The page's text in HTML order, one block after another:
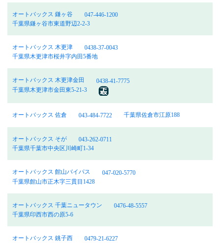
オートバックス 鎌ヶ谷
047-446-1200
千葉県鎌ヶ谷市東道野辺2-2-3
オートバックス 木更津
0438-37-0043
千葉県木更津市桜井字内田5番地
オートバックス 木更津金田
0438-41-7775
千葉県木更津市金田東5-21-3
オートバックス 佐倉 043-484-7722 千葉県佐倉市江原188
オートバックス そが
043-262-0711
千葉県千葉市中央区川崎町1-34
オートバックス 館山バイパス
047-020-5770
千葉県館山市正木字三貫目1428
オートバックス 千葉ニュータウン
0476-48-5557
千葉県印西市西の原5-6
オートバックス 銚子西
0479-21-6227